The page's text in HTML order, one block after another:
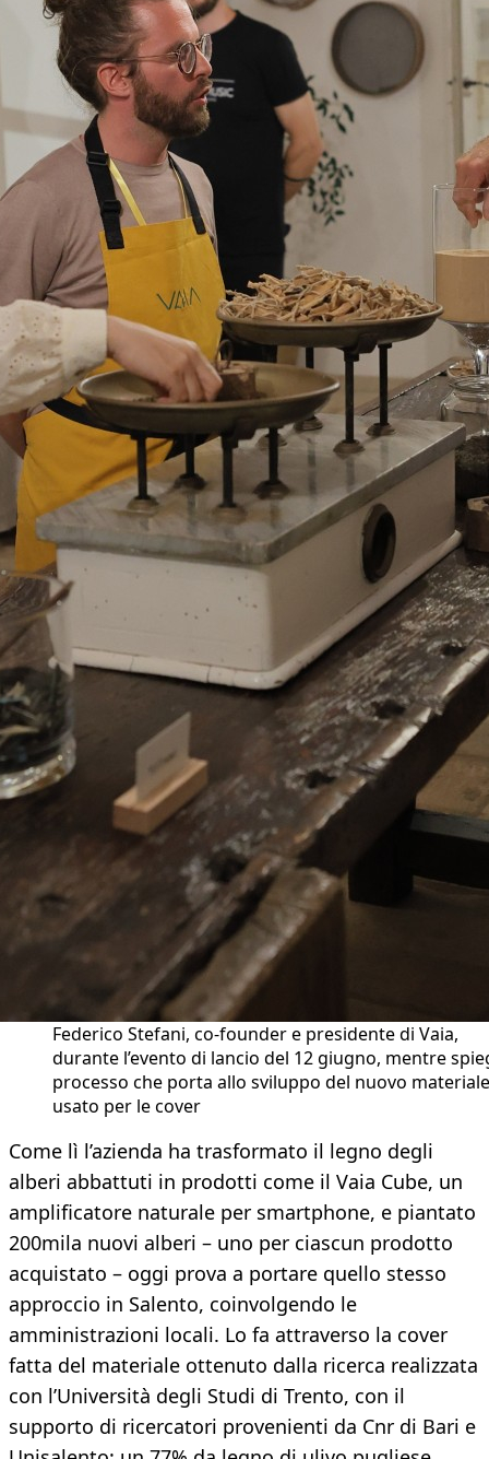
Federico Stefani, co-founder e presidente di Vaia,
durante l’evento di lancio del 12 giugno, mentre
processo che porta allo sviluppo del nuovo materiale
usato per le cover
Come lì l’azienda ha trasformato il legno degli
alberi abbattuti in prodotti come il Vaia Cube, un
amplificatore naturale per smartphone, e piantato
200mila nuovi alberi – uno per ciascun prodotto
acquistato – oggi prova a portare quello stesso
approccio in Salento, coinvolgendo le
amministrazioni locali. Lo fa attraverso la cover
fatta del materiale ottenuto dalla ricerca realizzata
con l’Università degli Studi di Trento, con il
supporto di ricercatori provenienti da Cnr di Bari e